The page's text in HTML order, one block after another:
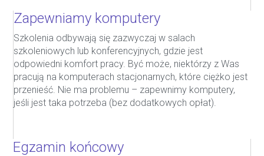
Zapewniamy komputery
Szkolenia odbywają się zazwyczaj w salach
szkoleniowych lub konferencyjnych, gdzie jest
odpowiedni komfort pracy. Być może, niektórzy z Was
pracują na komputerach stacjonarnych, które ciężko jest
przenieść. Nie ma problemu – zapewnimy komputery,
jeśli jest taka potrzeba (bez dodatkowych opłat).
Egzamin końcowy